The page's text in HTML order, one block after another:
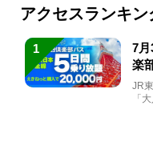
アクセスランキン
1
7
楽
JR
「